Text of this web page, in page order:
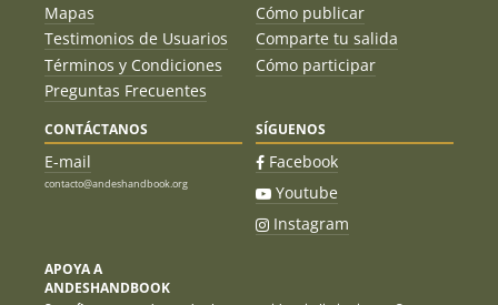
Mapas
Testimonios de Usuarios
Términos y Condiciones
Preguntas Frecuentes
Cómo publicar
Comparte tu salida
Cómo participar
CONTÁCTANOS
E-mail
contacto@andeshandbook.org
SÍGUENOS
Facebook
Youtube
Instagram
APOYA A
ANDESHANDBOOK